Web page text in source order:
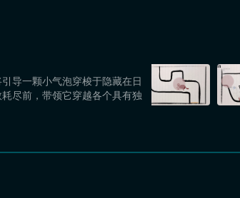
导一颗小气泡穿梭于隐藏在日
尽前，带领它穿越各个具有独